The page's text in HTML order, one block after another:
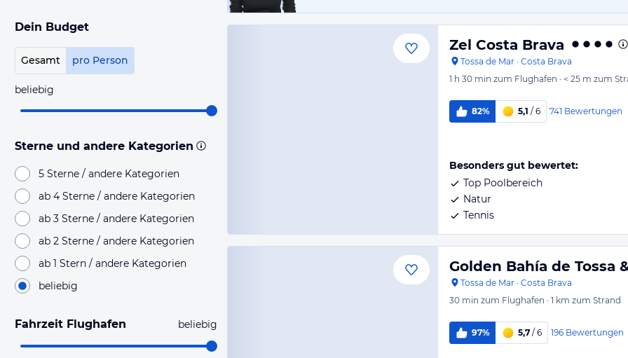
Dein Budget
Gesamt pro Person
beliebig
Sterne und andere Kategorien
5 Sterne / andere Kategorien
ab 4 Sterne / andere Kategorien
ab 3 Sterne / andere Kategorien
ab 2 Sterne / andere Kategorien
ab 1 Stern / andere Kategorien
beliebig
Fahrzeit Flughafen beliebig
Zel Costa Brava
Tossa de Mar · Costa Brava
1 h 30 min zum Flughafen · < 25 m zum
82% 5,1 / 6 741 Bewertungen
Besonders gut bewertet:
Top Poolbereich
Natur
Tennis
Golden Bahía de Tossa
Tossa de Mar · Costa Brava
30 min zum Flughafen · 1 km zum Strand
97% 5,7 / 6 196 Bewertungen